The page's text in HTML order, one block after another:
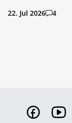
22. Jul 2026 4